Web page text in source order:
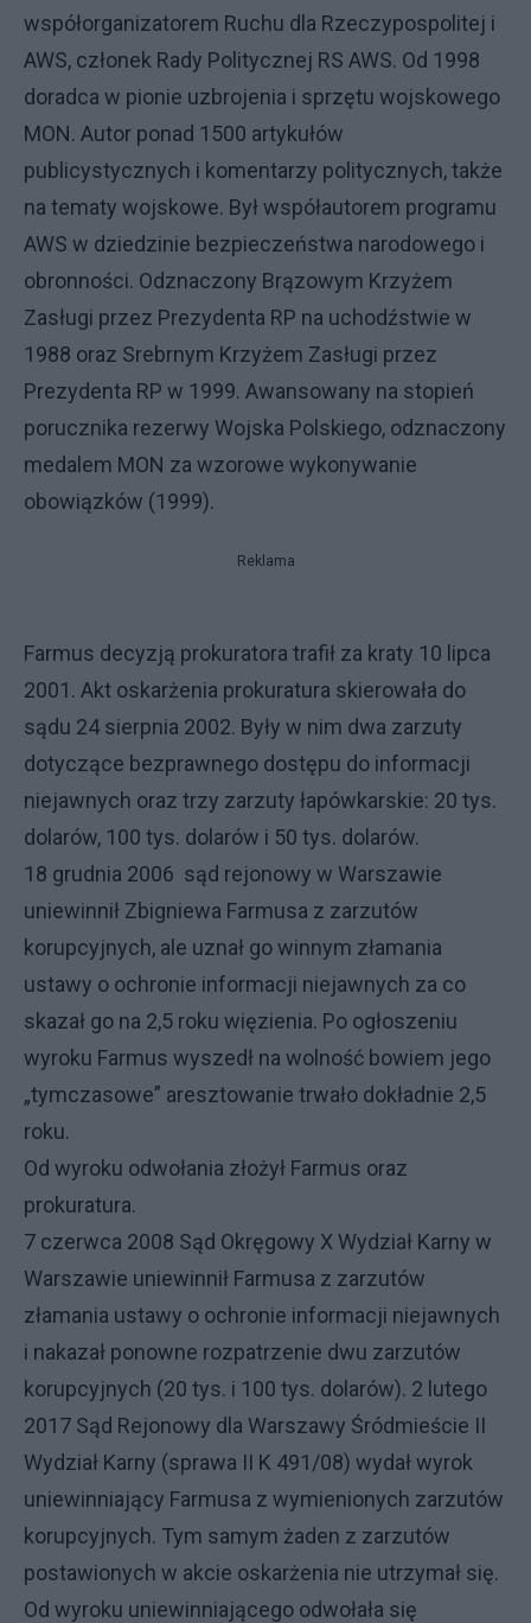
współorganizatorem Ruchu dla Rzeczypospolitej i
AWS, członek Rady Politycznej RS AWS. Od 1998
doradca w pionie uzbrojenia i sprzętu wojskowego
MON. Autor ponad 1500 artykułów
publicystycznych i komentarzy politycznych, także
na tematy wojskowe. Był współautorem programu
AWS w dziedzinie bezpieczeństwa narodowego i
obronności. Odznaczony Brązowym Krzyżem
Zasługi przez Prezydenta RP na uchodźstwie w
1988 oraz Srebrnym Krzyżem Zasługi przez
Prezydenta RP w 1999. Awansowany na stopień
porucznika rezerwy Wojska Polskiego, odznaczony
medalem MON za wzorowe wykonywanie
obowiązków (1999).
Reklama
Farmus decyzją prokuratora trafił za kraty 10 lipca
2001. Akt oskarżenia prokuratura skierowała do
sądu 24 sierpnia 2002. Były w nim dwa zarzuty
dotyczące bezprawnego dostępu do informacji
niejawnych oraz trzy zarzuty łapówkarskie: 20 tys.
dolarów, 100 tys. dolarów i 50 tys. dolarów.
18 grudnia 2006 sąd rejonowy w Warszawie
uniewinnił Zbigniewa Farmusa z zarzutów
korupcyjnych, ale uznał go winnym złamania
ustawy o ochronie informacji niejawnych za co
skazał go na 2,5 roku więzienia. Po ogłoszeniu
wyroku Farmus wyszedł na wolność bowiem jego
„tymczasowe” aresztowanie trwało dokładnie 2,5
roku.
Od wyroku odwołania złożył Farmus oraz
prokuratura.
7 czerwca 2008 Sąd Okręgowy X Wydział Karny w
Warszawie uniewinnił Farmusa z zarzutów
złamania ustawy o ochronie informacji niejawnych
i nakazał ponowne rozpatrzenie dwu zarzutów
korupcyjnych (20 tys. i 100 tys. dolarów). 2 lutego
2017 Sąd Rejonowy dla Warszawy Śródmieście II
Wydział Karny (sprawa II K 491/08) wydał wyrok
uniewinniający Farmusa z wymienionych zarzutów
korupcyjnych. Tym samym żaden z zarzutów
postawionych w akcie oskarżenia nie utrzymał się.
Od wyroku uniewinniającego odwołała się